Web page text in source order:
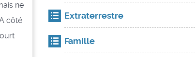
ne
côté
Extraterrestre
Famille